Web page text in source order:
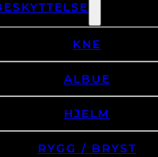
KNE
ALBUE
HJELM
RYGG / BRYST